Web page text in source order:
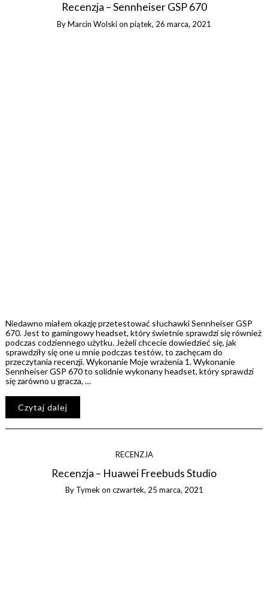
Recenzja – Sennheiser GSP 670
ByMarcin Wolskion piątek, 26 marca, 2021
Niedawno miałem okazję przetestować słuchawki Sennheiser GSP
670. Jest to gamingowy headset, który świetnie sprawdzi się również
podczas codziennego użytku. Jeżeli chcecie dowiedzieć się, jak
sprawdziły się one u mnie podczas testów, to zachęcam do
przeczytania recenzji. Wykonanie Moje wrażenia 1. Wykonanie
Sennheiser GSP 670 to solidnie wykonany headset, który sprawdzi
się zarówno u gracza, …
Czytaj dalej
RECENZJA
Recenzja – Huawei Freebuds Studio
By Tymek on czwartek, 25 marca, 2021